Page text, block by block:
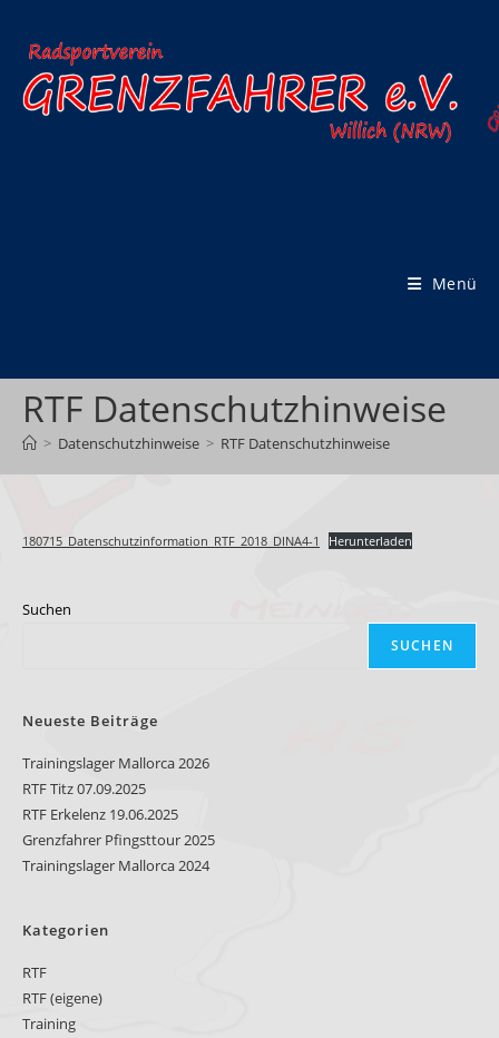
Inhalt
springen
Menü
RTF Datenschutzhinweise
> Datenschutzhinweise > RTF Datenschutzhinweise
180715_Datenschutzinformation_RTF_2018_DINA4-1 Herunterladen
Suchen
SUCHEN
Neueste Beiträge
Trainingslager Mallorca 2026
RTF Titz 07.09.2025
RTF Erkelenz 19.06.2025
Grenzfahrer Pfingsttour 2025
Trainingslager Mallorca 2024
Kategorien
RTF
RTF (eigene)
Training